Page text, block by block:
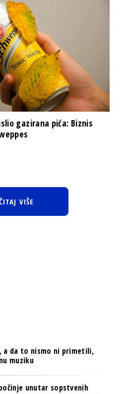
gazirana pića: Biznis
VIŠE
a da to nismo ni primetili,
muziku
unutar sopstvenih